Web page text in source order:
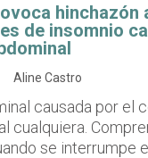
hinchazón
de insomnio
Aline Castro
causada por el
cualquiera.
se interrumpe